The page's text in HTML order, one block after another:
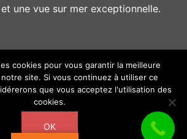
une vue sur mer exceptionnelle.
Minard. Fièrement propulsé par
Sydney
droits réservés - Moulin de Minard
cookies pour vous garantir la meilleure
site. Si vous continuez à utiliser ce
que vous acceptez l'utilisation des
cookies.
OK